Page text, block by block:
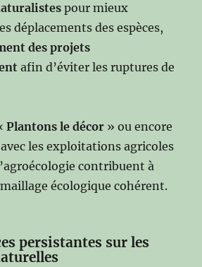
pour mieux
déplacements des espèces,
des projets
afin d’éviter les ruptures de
Plantons le décor » ou encore
les exploitations agricoles
contribuent à
écologique cohérent.
persistantes sur les